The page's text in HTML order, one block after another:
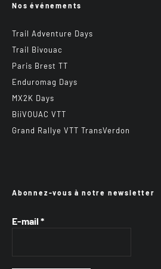
Nos événements
Trail Adventure Days
Trail Bivouac
Paris Brest TT
Enduromag Days
MX2K Days
BiiVOUAC VTT
Grand Rallye VTT TransVerdon
Abonnez-vous à notre newsletter
E-mail *